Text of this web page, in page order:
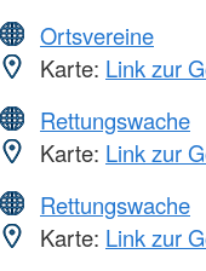
Ortsvereine
Karte: Link zur
Rettungswache
Karte: Link zur
Rettungswache
Karte: Link zur